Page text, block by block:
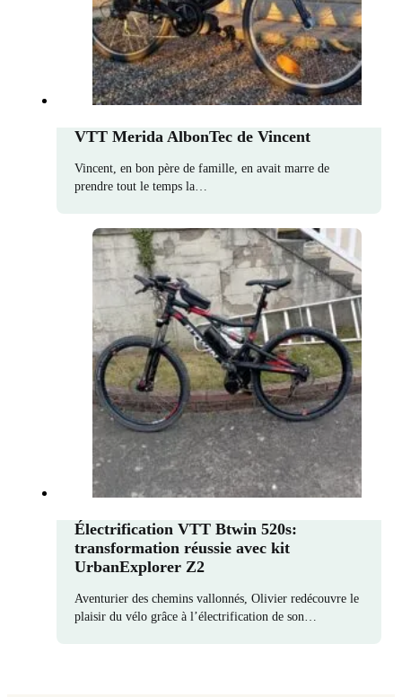
VTT Merida AlbonTec de Vincent
Vincent, en bon père de famille, en avait marre de
prendre tout le temps la…
Électrification VTT Btwin 520s:
transformation réussie avec kit
UrbanExplorer Z2
Aventurier des chemins vallonnés, Olivier redécouvre le
plaisir du vélo grâce à l’électrification de son…